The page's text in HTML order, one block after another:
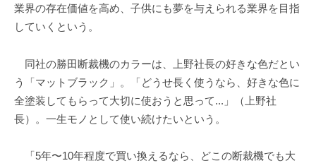
業界の存在価値を高め、子供にも夢を与えられる業界を目指
していくという。
同社の勝田断裁機のカラーは、上野社長の好きな色だとい
う「マットブラック」。「どうせ長く使うなら、好きな色に
全塗装してもらって大切に使おうと思って...」（上野社
長）。一生モノとして使い続けたいという。
「5年〜10年程度で買い換えるなら、どこの断裁機でも大